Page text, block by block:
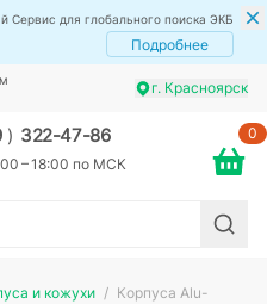
Сервис для глобального поиска ЭКБ
Подробнее
г. Красноярск
) 322-47-86
– 18:00 по МСК
0
и кожухи
Корпуса Alu-